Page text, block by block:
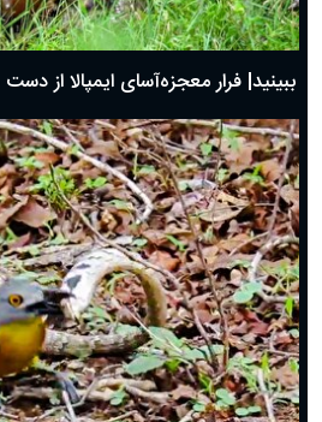
ببینید| فرار معجزه‌آسای ایمپالا از